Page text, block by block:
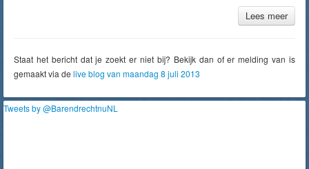
Lees meer
Staat het bericht dat je zoekt er niet bij? Bekijk dan of er melding van is
gemaakt via de live blog van maandag 8 juli 2013
Tweets by @BarendrechtnuNL